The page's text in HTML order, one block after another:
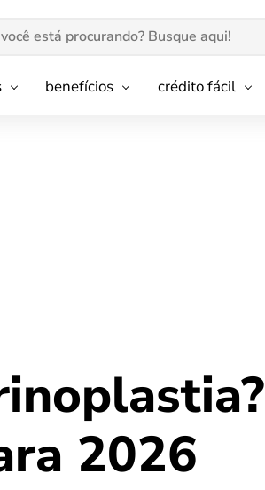
benefícios crédito fácil
2026